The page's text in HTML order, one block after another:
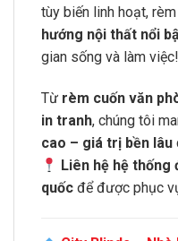
tùy biến linh hoạt,
hướng nội thất nổi
gian sống và làm việc!
Từ rèm cuốn văn
in tranh, chúng tôi
cao – giá trị bền lâu
Liên hệ hệ thống
quốc để được phục